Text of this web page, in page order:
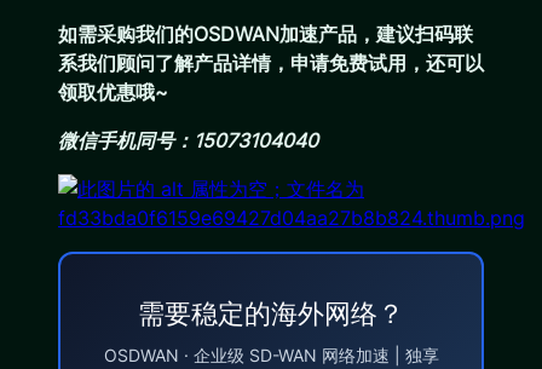
如需采购我们的OSDWAN加速产品，建议扫码联
系我们顾问了解产品详情，申请免费试用，还可以
领取优惠哦~
微信手机同号：15073104040
需要稳定的海外网络？
OSDWAN · 企业级 SD-WAN 网络加速 | 独享